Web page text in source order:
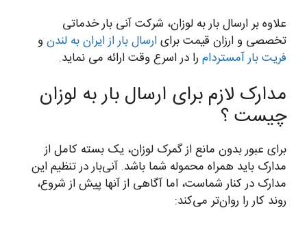
علاوه بر ارسال بار به لوزان، شرکت آنی بار خدماتی
تخصصی و ارزان قیمت برایارسال بار از ایران به لندنو
فریت بار آمستردام را در اسرع وقت ارائه می نماید.
مدارک لازم برای ارسال بار به لوزان
چیست ؟
برای عبور بدون مانع از گمرک لوزان، یک بسته کامل از
مدارک باید همراه محموله شما باشد. آنی‌بار در تنظیم این
مدارک در کنار شماست، اما آگاهی از آنها پیش از شروع،
روند کار را روان‌تر می‌کند: